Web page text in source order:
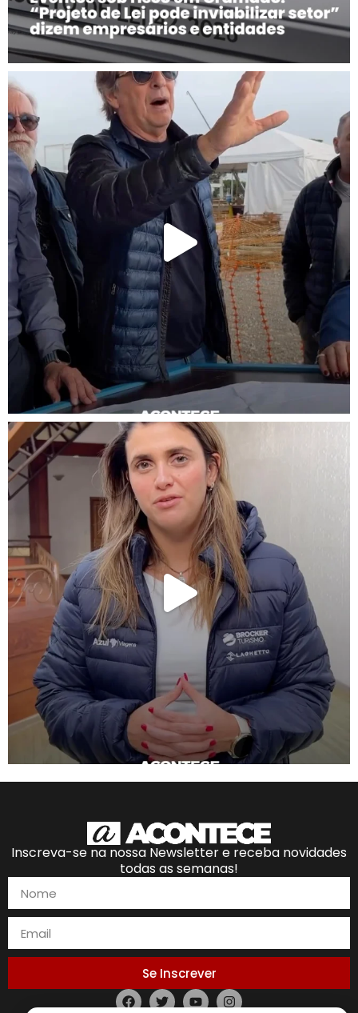
Inscreva-se na nossa Newsletter e receba novidades
todas as semanas!
Se Inscrever